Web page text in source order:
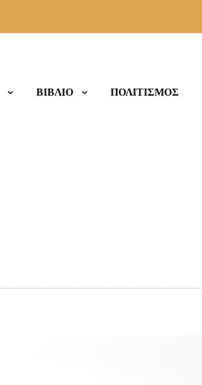
ΒΙΒΛΙΟ ΠΟΛΙΤΙΣΜΟΣ